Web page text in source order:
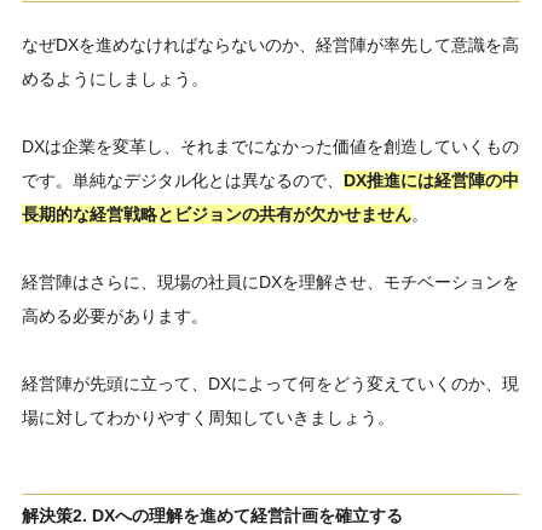
なぜDXを進めなければならないのか、経営陣が率先して意識を高
めるようにしましょう。
DXは企業を変革し、それまでになかった価値を創造していくもの
です。単純なデジタル化とは異なるので、 DX推進には経営陣の中
長期的な経営戦略とビジョンの共有が欠かせません。
経営陣はさらに、現場の社員にDXを理解させ、モチベーションを
高める必要があります。
経営陣が先頭に立って、DXによって何をどう変えていくのか、現
場に対してわかりやすく周知していきましょう。
解決策2. DXへの理解を進めて経営計画を確立する